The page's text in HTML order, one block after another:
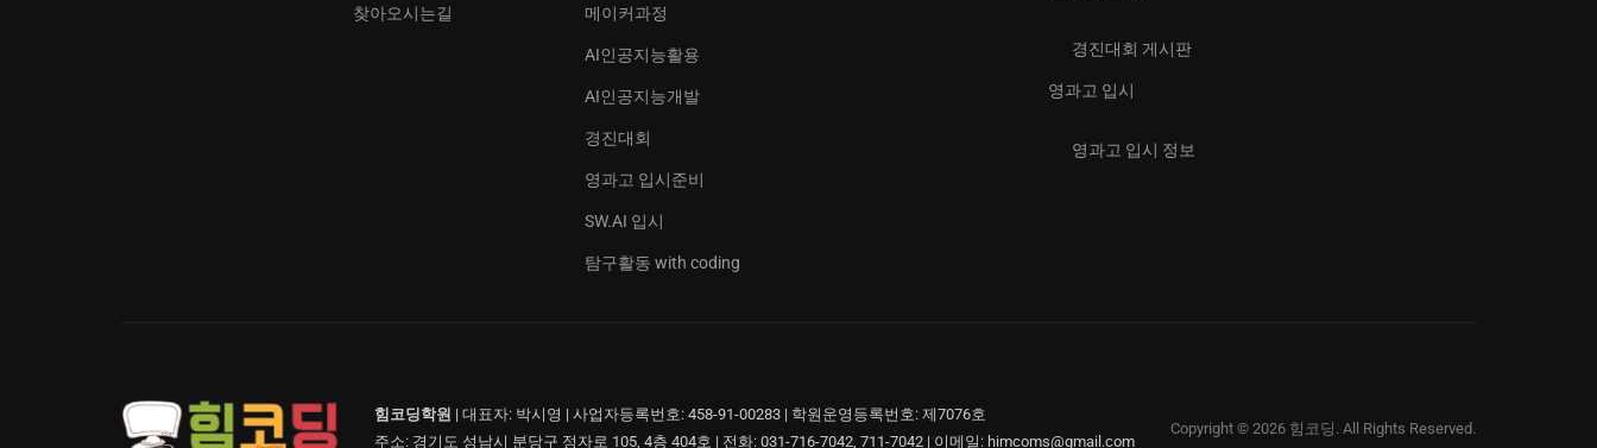
찾아오시는길 메이커과정
AI인공지능활용
AI인공지능개발
경진대회
영과고 입시준비
SW.AI 입시
탐구활동 with coding
경진대회 게시판
영과고 입시
영과고 입시 정보
힘코딩학원 | 대표자: 박시영 | 사업자등록번호: 458-91-00283 | 학원운영등록번호: 제7076호
주소: 경기도 성남시 분당구 정자로 105, 4층 404호 | 전화: 031-716-7042, 711-7042 | 이메일: himcoms@gmail.com
Copyright © 2026 힘코딩. All Rights Reserved.